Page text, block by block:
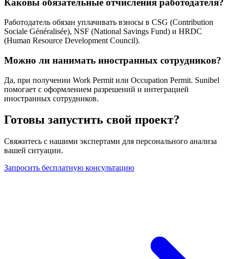
Каковы обязательные отчисления работодателя?
Работодатель обязан уплачивать взносы в CSG (Contribution
Sociale Généralisée), NSF (National Savings Fund) и HRDC
(Human Resource Development Council).
Можно ли нанимать иностранных сотрудников?
Да, при получении Work Permit или Occupation Permit. Sunibel
помогает с оформлением разрешений и интеграцией
иностранных сотрудников.
Готовы запустить свой проект?
Свяжитесь с нашими экспертами для персонального анализа
вашей ситуации.
Запросить бесплатную консультацию